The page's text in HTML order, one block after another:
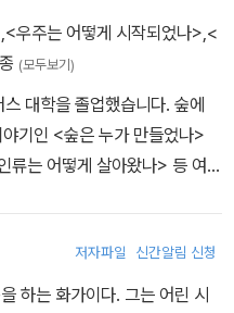
,<우주는 어떻게 시작되었나>,<
(모두보기)
대학을 졸업했습니다. 숲에
기인 <숲은 누가 만들었나>
류는 어떻게 살아왔나> 등 여러
저자파일 신간알림 신청
하는 화가이다. 그는 어린 시